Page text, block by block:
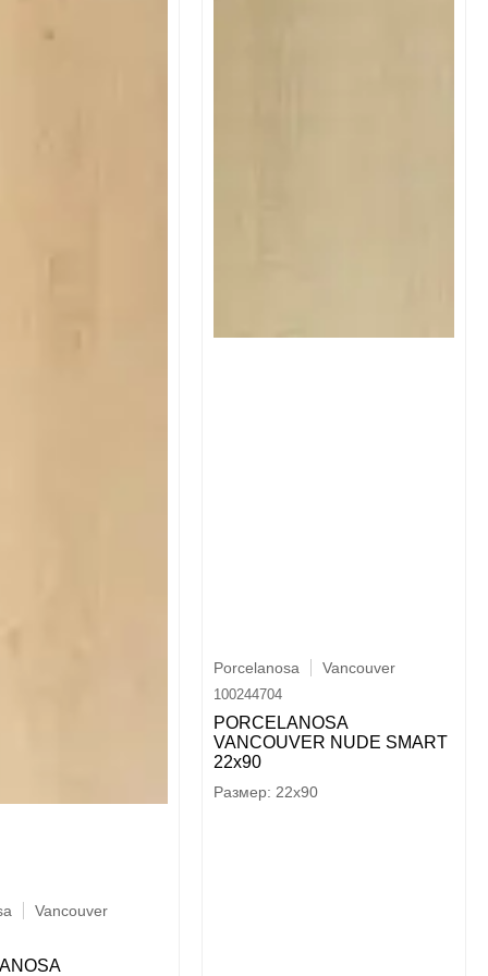
Vancouver
Porcelanosa Vancouver
100244704
PORCELANOSA
VANCOUVER NUDE SMART
22х90
22x90